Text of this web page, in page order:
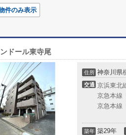
件のみ表示
ドール東寺尾
住所 神奈川県
交通 京浜東北
京急本線
京急本線
築年 築29年